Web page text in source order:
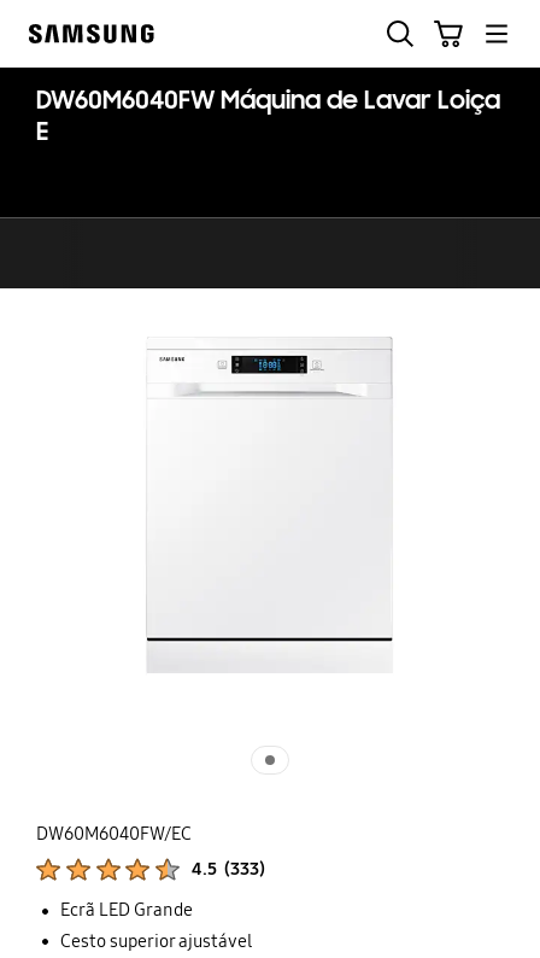
DW60M6040FW Máquina de Lavar Loiça
E
DW60M6040FW/EC
4.5 (333)
Ecrã LED Grande
Cesto superior ajustável